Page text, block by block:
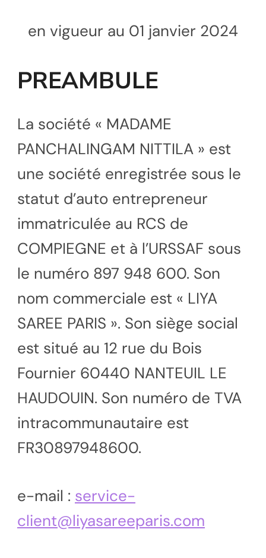
en vigueur au 01 janvier 2024
PREAMBULE
La société « MADAME
PANCHALINGAM NITTILA » est
une société enregistrée sous le
statut d’auto entrepreneur
immatriculée au RCS de
COMPIEGNE et à l’URSSAF sous
le numéro 897 948 600. Son
nom commerciale est « LIYA
SAREE PARIS ». Son siège social
est situé au 12 rue du Bois
Fournier 60440 NANTEUIL LE
HAUDOUIN. Son numéro de TVA
intracommunautaire est
FR30897948600.
e-mail : service-
client@liyasareeparis.com